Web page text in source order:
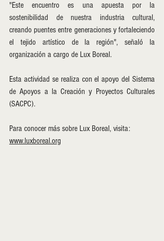
"Este encuentro es una apuesta por la
sostenibilidad de nuestra industria cultural,
creando puentes entre generaciones y fortaleciendo
el tejido artístico de la región", señaló la
organización a cargo de Lux Boreal.
Esta actividad se realiza con el apoyo del Sistema
de Apoyos a la Creación y Proyectos Culturales
(SACPC).
Para conocer más sobre Lux Boreal, visita:
www.luxboreal.org